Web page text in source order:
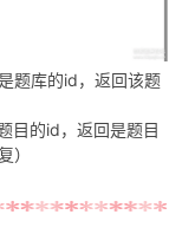
题库的id，返回该题
目的id，返回是题目
）